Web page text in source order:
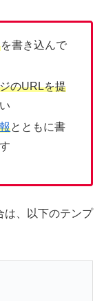
を書き込んで
のURLを提
とともに書
は、以下のテンプ